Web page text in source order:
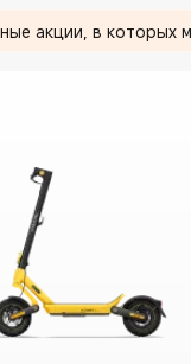
акции, в которых